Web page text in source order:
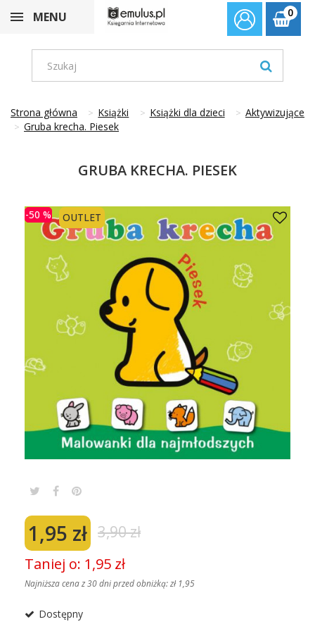
0
MENU
Strona główna Książki Książki dla dzieci
Aktywizujące
Gruba krecha. Piesek
GRUBA KRECHA. PIESEK
-50 % OUTLET
1,95 zł 3,90 zł
Taniej o: 1,95 zł
Najniższa cena z 30 dni przed obniżką:zł 1,95
Dostępny